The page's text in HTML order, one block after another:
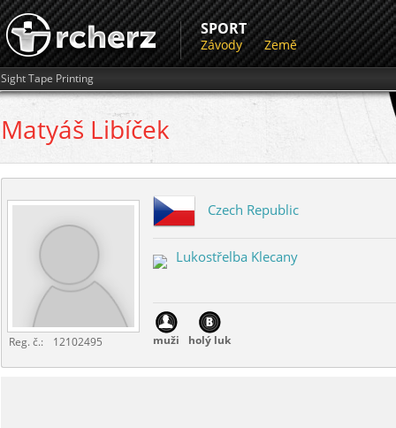
SPORT
Závody Země
Sight Tape Printing
Matyáš Libíček
Reg. č.: 12102495
Czech Republic
Lukostřelba Klecany
muži holý luk